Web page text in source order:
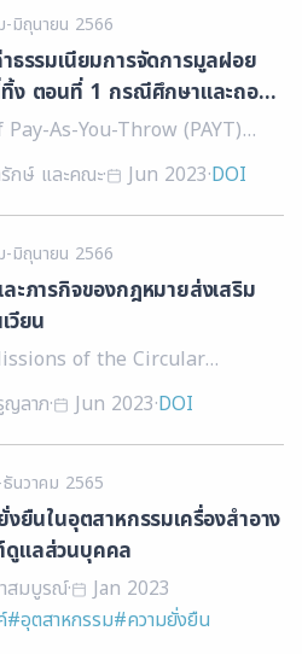
มิถุนายน 2566
ธรรมเนียมการจัดการมูลฝอย
ง ตอนที่ 1 กรณีศึกษาและถอด
นาประเทศ
As-You-Throw (PAYT)
Fees, Part 1:
Case Studies and Lessons
กษ์ และคณะ· Jun 2023·DOI
มิถุนายน 2566
ะภารกิจของกฎหมายส่งเสริม
วียน
of the Circular
Act
ญลาภ· Jun 2023·DOI
นวาคม 2565
งยืนในอุตสาหกรรมเครื่องสำอาง
แลส่วนบุคคล
สมบูรณ์·
Jan 2023
#อุตสาหกรรม#ความยั่งยืน